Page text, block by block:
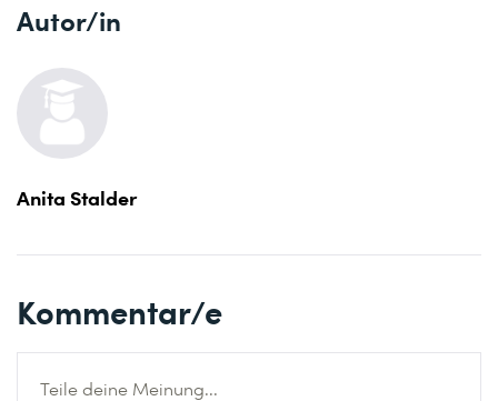
Autor/in
Anita Stalder
Kommentar/e
Teile deine Meinung...